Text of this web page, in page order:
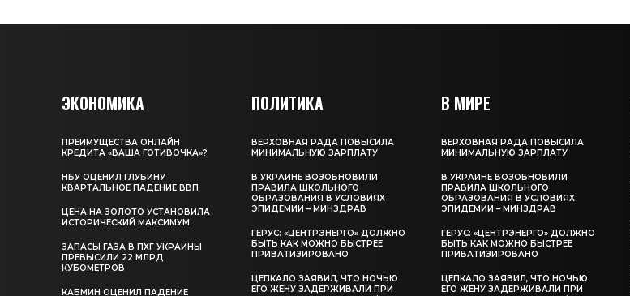
ЭКОНОМИКА
ПРЕИМУЩЕСТВА ОНЛАЙН
КРЕДИТА «ВАША ГОТИВОЧКА»?
НБУ ОЦЕНИЛ ГЛУБИНУ
КВАРТАЛЬНОЕ ПАДЕНИЕ ВВП
ЦЕНА НА ЗОЛОТО УСТАНОВИЛА
ИСТОРИЧЕСКИЙ МАКСИМУМ
ЗАПАСЫ ГАЗА В ПХГ УКРАИНЫ
ПРЕВЫСИЛИ 22 МЛРД
КУБОМЕТРОВ
КАБМИН ОЦЕНИЛ ПАДЕНИЕ
ПОЛИТИКА
ВЕРХОВНАЯ РАДА ПОВЫСИЛА
МИНИМАЛЬНУЮ ЗАРПЛАТУ
В УКРАИНЕ ВОЗОБНОВИЛИ
ПРАВИЛА ШКОЛЬНОГО
ОБРАЗОВАНИЯ В УСЛОВИЯХ
ЭПИДЕМИИ – МИНЗДРАВ
ГЕРУС: «ЦЕНТРЭНЕРГО» ДОЛЖНО
БЫТЬ КАК МОЖНО БЫСТРЕЕ
ПРИВАТИЗИРОВАНО
ЦЕПКАЛО ЗАЯВИЛ, ЧТО НОЧЬЮ
ЕГО ЖЕНУ ЗАДЕРЖИВАЛИ ПРИ
В МИРЕ
ВЕРХОВНАЯ РАДА ПОВЫСИЛА
МИНИМАЛЬНУЮ ЗАРПЛАТУ
В УКРАИНЕ ВОЗОБНОВИЛИ
ПРАВИЛА ШКОЛЬНОГО
ОБРАЗОВАНИЯ В УСЛОВИЯХ
ЭПИДЕМИИ – МИНЗДРАВ
ГЕРУС: «ЦЕНТРЭНЕРГО» ДОЛЖНО
БЫТЬ КАК МОЖНО БЫСТРЕЕ
ПРИВАТИЗИРОВАНО
ЦЕПКАЛО ЗАЯВИЛ, ЧТО НОЧЬЮ
ЕГО ЖЕНУ ЗАДЕРЖИВАЛИ ПРИ